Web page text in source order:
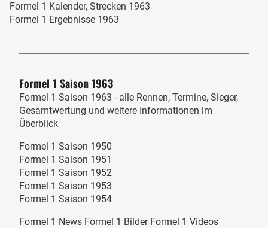
Formel 1 Kalender, Strecken 1963
Formel 1 Ergebnisse 1963
Formel 1 Saison 1963
Formel 1 Saison 1963 - alle Rennen, Termine, Sieger,
Gesamtwertung und weitere Informationen im
Überblick
Formel 1 Saison 1950
Formel 1 Saison 1951
Formel 1 Saison 1952
Formel 1 Saison 1953
Formel 1 Saison 1954
Formel 1 News Formel 1 Bilder Formel 1 Videos